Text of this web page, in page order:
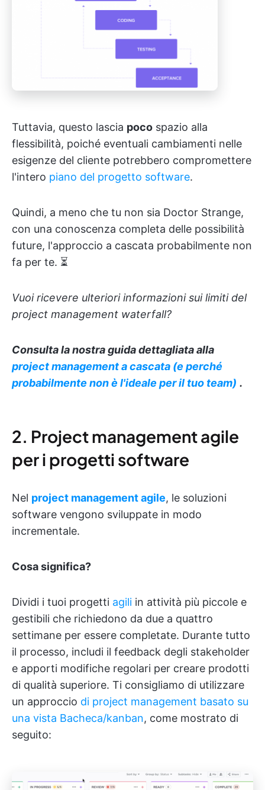
Tuttavia, questo lascia poco spazio alla
flessibilità, poiché eventuali cambiamenti nelle
esigenze del cliente potrebbero compromettere
l'intero piano del progetto software.
Quindi, a meno che tu non sia Doctor Strange,
con una conoscenza completa delle possibilità
future, l'approccio a cascata probabilmente non
fa per te. ⏳
Vuoi ricevere ulteriori informazioni sui limiti del
project management waterfall?
Consulta la nostra guida dettagliata alla
project management a cascata (e perché
probabilmente non è l'ideale per il tuo team) .
2. Project management agile
per i progetti software
Nel project management agile, le soluzioni
software vengono sviluppate in modo
incrementale.
Cosa significa?
Dividi i tuoi progetti agili in attività più piccole e
gestibili che richiedono da due a quattro
settimane per essere completate. Durante tutto
il processo, includi il feedback degli stakeholder
e apporti modifiche regolari per creare prodotti
di qualità superiore. Ti consigliamo di utilizzare
un approccio di project management basato su
una vista Bacheca/kanban, come mostrato di
seguito: